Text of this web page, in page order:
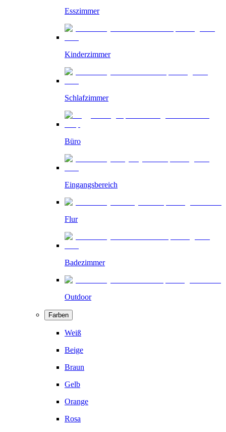
Esszimmer
Kinderzimmer
Schlafzimmer
Büro
Eingangsbereich
Flur
Badezimmer
Outdoor
Farben
Weiß
Beige
Braun
Gelb
Orange
Rosa